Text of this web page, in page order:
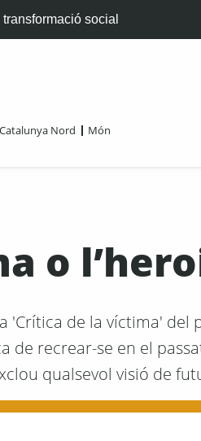
social
Catalunya Nord Món
o
'Crítica de la víctima'
de recrear-se en el
qualsevol visió de